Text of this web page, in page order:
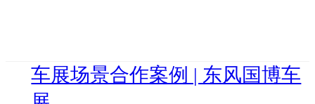
车展场景合作案例 | 东风国博车